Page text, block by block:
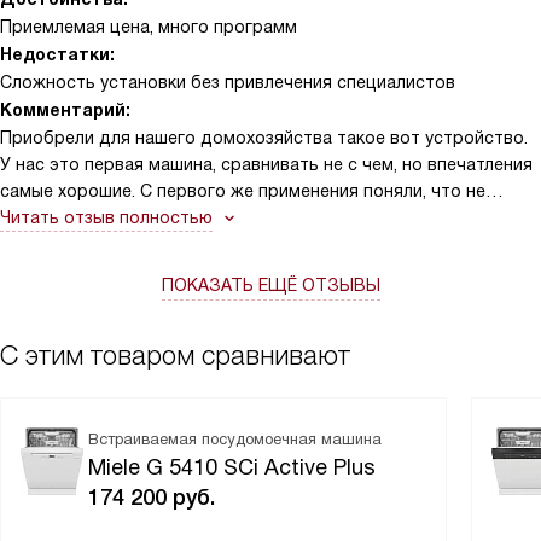
Приемлемая цена, много программ
Недостатки:
Сложность установки без привлечения специалистов
Комментарий:
Приобрели для нашего домохозяйства такое вот устройство.
У нас это первая машина, сравнивать не с чем, но впечатления
самые хорошие. С первого же применения поняли, что не
прогадали и что компании Miele можно доверять.
очень понравилось. Наличия нескольких программ более чем
востребованна программа быстрой мойки, где всего за час
многих застолий. Стекло (бокалы, банки, да те же салатницы)
отмывает вообще изумительно! Тарелки наконец-то отмыты со
всех сторон.
Читать отзыв полностью
ПОКАЗАТЬ ЕЩЁ ОТЗЫВЫ
С этим товаром сравнивают
Встраиваемая посудомоечная машина
Miele G 5410 SCi Active Plus
174 200 руб.